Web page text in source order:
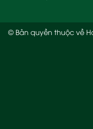
© Bản quyền thuộc về